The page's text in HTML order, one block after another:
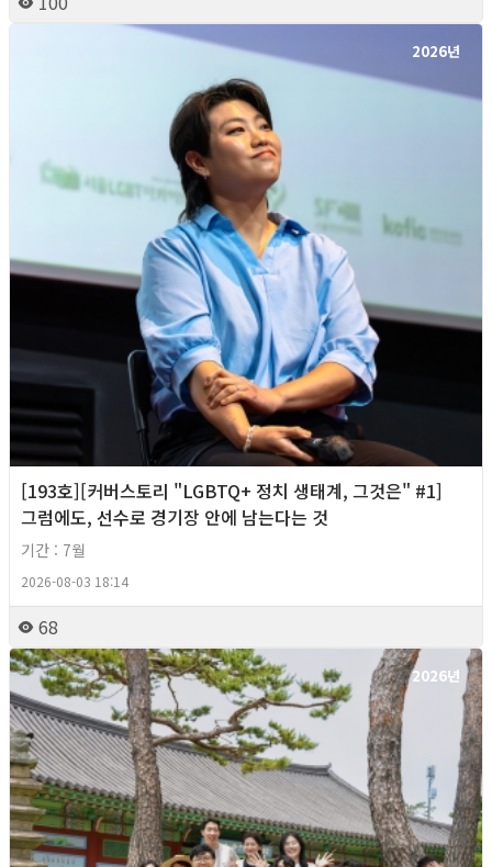
2026년
[193호][커버스토리 "LGBTQ+ 정치 생태계, 그것은" #1]
그럼에도, 선수로 경기장 안에 남는다는 것
기간 : 7월
2026-08-03 18:14
68
2026년